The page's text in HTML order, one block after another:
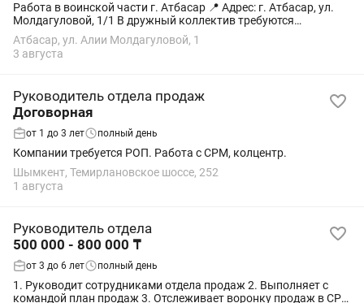
Работа в воинской части г. Атбасар 📍 Адрес: г. Атбасар, ул.
Молдагуловой, 1/1 В дружный коллектив требуются
сотрудники: 👩🍳 Заведующая столовой Заработная плата:
250 000 тг Требования: • опыт...
Атбасар, ул. Алии Молдагуловой, 1
3 августа
Руководитель отдела продаж
Договорная
от 1 до 3 лет полный день
Компании требуется РОП. Работа с СРМ, колцентр.
Шымкент, Темирлановское шоссе, 252
1 августа
Руководитель отдела
500 000 - 800 000 ₸
от 3 до 6 лет полный день
1. Руководит сотрудниками отдела продаж 2. Выполняет с
командой план продаж 3. Отслеживает воронку продаж в СРМ